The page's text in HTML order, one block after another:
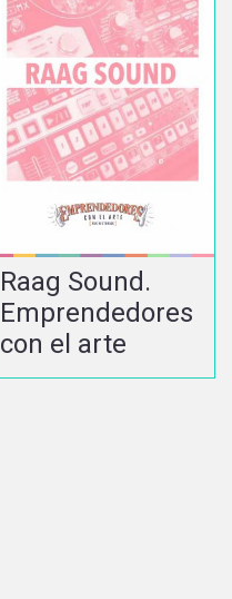
Raag Sound.
Emprendedores
con el arte